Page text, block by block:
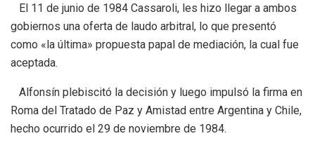
El 11 de junio de 1984 Cassaroli, les hizo llegar a ambos
gobiernos una oferta de laudo arbitral, lo que presentó
como «la última» propuesta papal de mediación, la cual fue
aceptada.
Alfonsín plebiscitó la decisión y luego impulsó la firma en
Roma del Tratado de Paz y Amistad entre Argentina y Chile,
hecho ocurrido el 29 de noviembre de 1984.